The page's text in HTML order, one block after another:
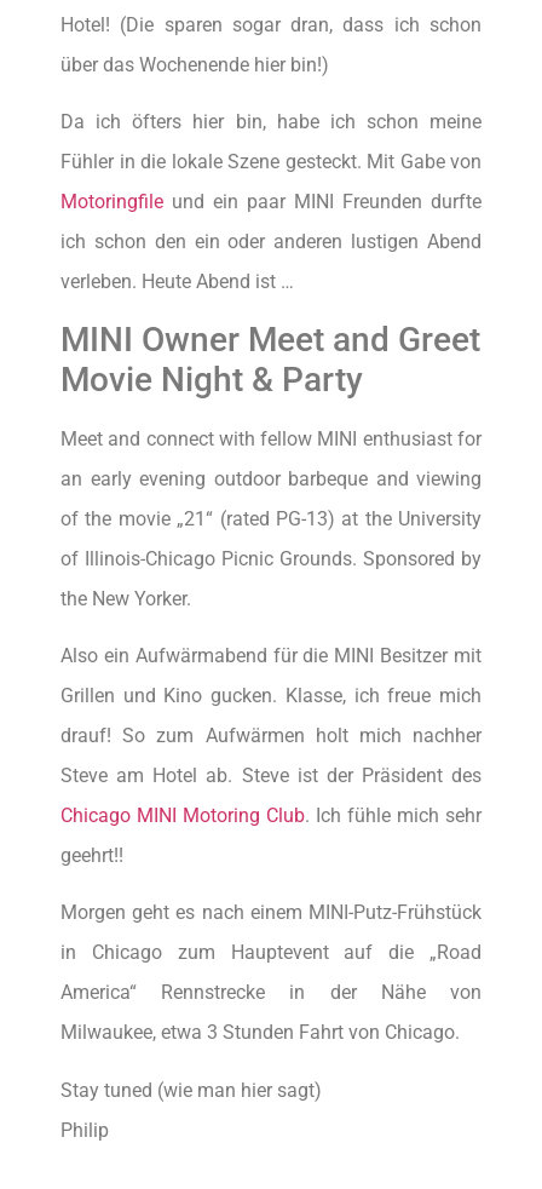
Hotel! (Die sparen sogar dran, dass ich schon
über das Wochenende hier bin!)
Da ich öfters hier bin, habe ich schon meine
Fühler in die lokale Szene gesteckt. Mit Gabe von
Motoringfile und ein paar MINI Freunden durfte
ich schon den ein oder anderen lustigen Abend
verleben. Heute Abend ist …
MINI Owner Meet and Greet
Movie Night & Party
Meet and connect with fellow MINI enthusiast for
an early evening outdoor barbeque and viewing
of the movie „21“ (rated PG-13) at the University
of Illinois-Chicago Picnic Grounds. Sponsored by
the New Yorker.
Also ein Aufwärmabend für die MINI Besitzer mit
Grillen und Kino gucken. Klasse, ich freue mich
drauf! So zum Aufwärmen holt mich nachher
Steve am Hotel ab. Steve ist der Präsident des
Chicago MINI Motoring Club. Ich fühle mich sehr
geehrt!!
Morgen geht es nach einem MINI-Putz-Frühstück
in Chicago zum Hauptevent auf die „Road
America“ Rennstrecke in der Nähe von
Milwaukee, etwa 3 Stunden Fahrt von Chicago.
Stay tuned (wie man hier sagt)
Philip